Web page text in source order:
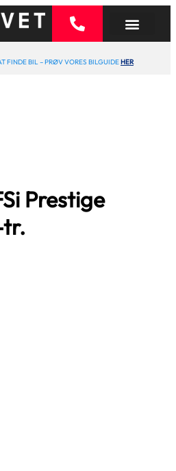
FINDE BIL – PRØV VORES BILGUIDEHER
Prestige